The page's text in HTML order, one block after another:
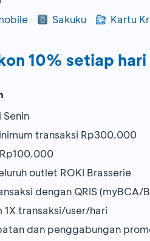
Sakuku Kartu
10% setiap
transaksi Rp300.000
outlet ROKI Brasserie
dengan QRIS
1X transaksi/user/hari
dan penggabungan